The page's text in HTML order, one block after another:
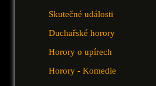
Skutečné události
Duchařské horory
Horory o upírech
Horory - Komedie